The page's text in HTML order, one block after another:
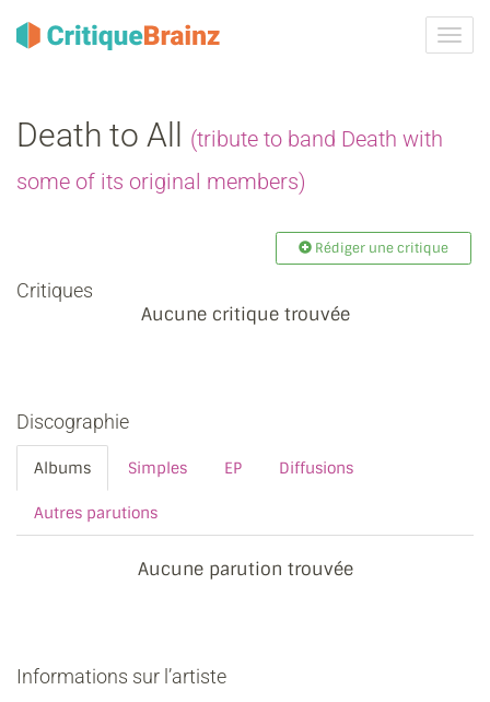
la
Death to All
(tribute to band Death with
some of its original members)
Rédiger une critique
Critiques
Aucune critique trouvée
Discographie
Albums Simples EP Diffusions
Autres parutions
Aucune parution trouvée
Informations sur l’artiste